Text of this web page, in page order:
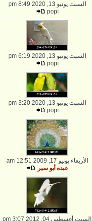
السبت يونيو 13, 2020 8:49 pm
popi
السبت يونيو 13, 2020 6:19 pm
popi
السبت يونيو 13, 2020 3:20 pm
popi
الأربعاء يونيو 17, 2009 12:51 am
عبده أبو سير
السبت أغسطس 04, 2012 3:07 pm